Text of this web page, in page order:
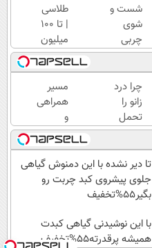
شست و
شوی
چربی
های کبد
با
نوشیدنی
گیاهی(55%تخفیف)
طلاسی
| تا 100
میلیون
وام
آنی
خرید
طلا💰
ثبت
نام
کن!
چرا درد
زانو را
تحمل
می‌کنی؟
خیلی
ساده
درمنزل
درمانش
مسیر
همراهی
و
گزارش
عملکرد
گروه
اسنپ
تا دیر نشده با این دمنوش گیاهی
جلوی پیشروی کبد چربت رو
بگیر55%تخفیف
با این نوشیدنی گیاهی کبدت
همیشه پرقدرته55%تخفیف